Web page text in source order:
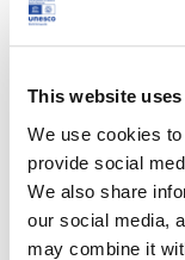
This website
We use cookies
provide social
We also share
our social media,
may combine it
Aquileia,